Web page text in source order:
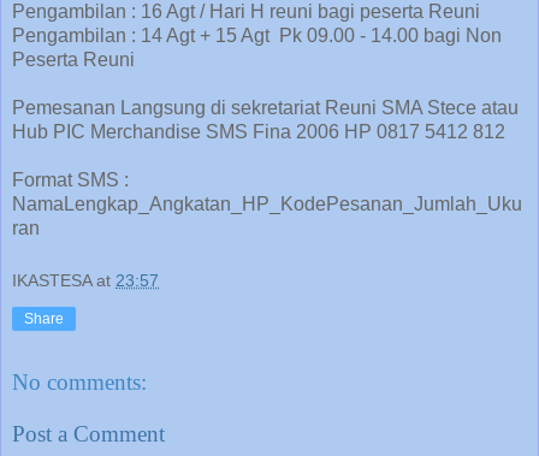
Pengambilan : 16 Agt / Hari H reuni bagi peserta Reuni
Pengambilan : 14 Agt + 15 Agt Pk 09.00 - 14.00 bagi Non
Peserta Reuni
Pemesanan Langsung di sekretariat Reuni SMA Stece atau
Hub PIC Merchandise SMS Fina 2006 HP 0817 5412 812
Format SMS :
NamaLengkap_Angkatan_HP_KodePesanan_Jumlah_Uku
ran
IKASTESA at 23:57
Share
No comments:
Post a Comment